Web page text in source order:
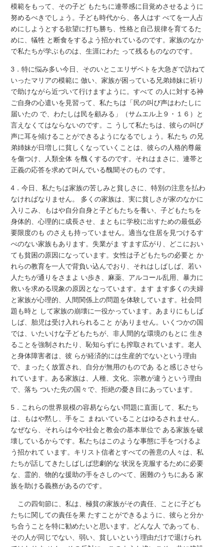
模範をもって、その子ど もたちに連帯感に目覚めさせるように
努めるべきでしょう。子ども時代から、各人はす べてを一人占
めにしようとする欲望に打ち勝ち、性格と自己規律を育てるた
めに、犠牲 と断食をするよう招かれているのです。家族のなか
で私たちが学ぶものは、生涯にわた って残るものなのです。
3．特に悩み多い今日、そのいとこエリザベトを大急ぎで訪ねて
いったマリアの模範に 倣い、家族が困っている兄弟姉妹に祈り
で助けながら近づいて行けますように。すべて の人に対する神
ご自身の心遣いを見習って、私たちは「民の叫び声はわたしに
届いたの で、わたしは民を顧みる」（サムエル上９・１６）と
言えなくてはならないのです。こ うして私たちは、彼らの叫び
声に耳を傾けることができるようになるでしょう。私たち の兄
弟姉妹が日増しに貧しくなっていくことは、彼らの人格的尊厳
を傷つけ、人類全体 を醜くするのです。それはまさに、連帯と
正義の応答を求めて叫んでいる醜聞そのもの です。
4．今日、私たちは家族の苦しみと貧しさに、特別の注意を払わ
なければなりません。 多くの家族は、実に貧しさが家のなかに
入りこみ、もはや自分自身と子どもたちを養い、子どもたちを
身体的、心理的に成長させ、まともに学校に出すための最低必
要限度のも のさえも持っていません。適当な住居を見つけるす
べのない家族もあります。失業がま すます広がり、どこにおい
ても貧困の原因になっています。女性は子どもたちの必要と か
れらの教育を一人で背負い込んでおり、それはしばしば、若い
人たちが通りをさまよ い歩き、麻薬、アルコール乱用、暴力に
救いを求める現象の原因となっています。ます ます多くの夫婦
と家族が心理的、人間関係上の問題を体験しています。社会問
題も時と して家族の崩壊に一役かっています。あまりにもしば
しば、胎児は受け入れられること がありません。いくつかの国
では、いたいけな子どもたちが、非人間的な環境のもとに 生き
ることを強制されたり、恥知らずにも搾取されています。老人
と身体障害者は、彼 らが経済的には生産的でないという理由
で、まったく放置され、自分が無用のものであ ると感じさせら
れています。ある家族は、人種、文化、宗教が違うという理由
で、落ち ついた先の国々で、拒絶の憂き目にあっています。
5．これらの世界規模の容易ならない問題に直面して、私たち
は、もはや黙し、手をこ まねいていることはゆるされません。
なぜなら、それらは今や社会と教会の基本単位で ある家族を破
壊しているからです。私たちはこのような事態に手をつけるよ
う招かれて います。キリスト信者とすべての善意の人々は、私
たちが話してきたしばしば悲劇的な 状況を克服するために必要
な、霊的、物的な援助の手をさしのべて、困難のうちにある 家
族を助ける義務があるのです。
この四旬節に、私は、極貧の家族がその責任、ことに子ども
たちに関しての責任を果 たすことができるように、彼らと分か
ち合うことを特に勧めたいと思います。どんな人 であっても、
その人が同じでない、弱い、貧しいという理由だけで退けられ